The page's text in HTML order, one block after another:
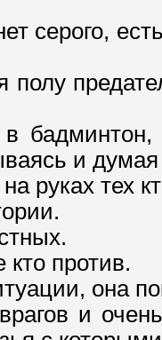
серого,
бадминтон,
и
руках тех
кто против.
она
и